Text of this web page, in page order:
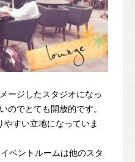
ージしたスタジオになっ
のでとても開放的です。
すい立地になっていま
ベントルームは他のスタ